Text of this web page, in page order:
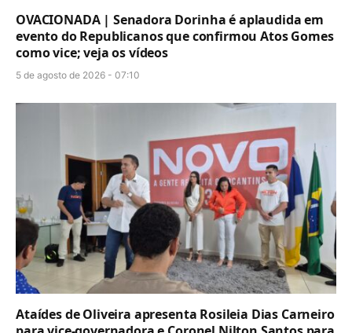
OVACIONADA | Senadora Dorinha é aplaudida em
evento do Republicanos que confirmou Atos Gomes
como vice; veja os vídeos
5 de agosto de 2026 - 07:10
Ataídes de Oliveira apresenta Rosileia Dias Carneiro